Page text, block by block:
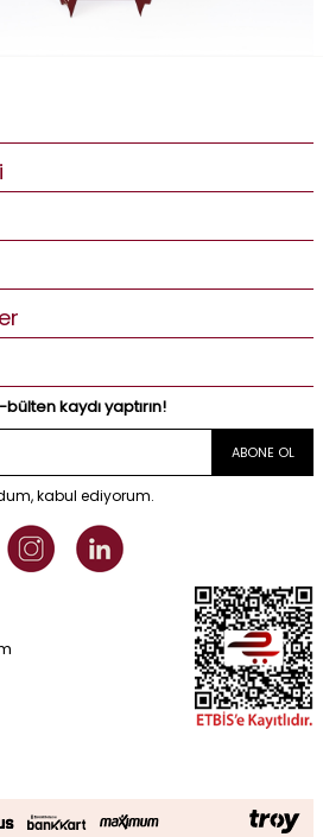
kaydı yaptırın!
ABONE OL
kabul ediyorum.